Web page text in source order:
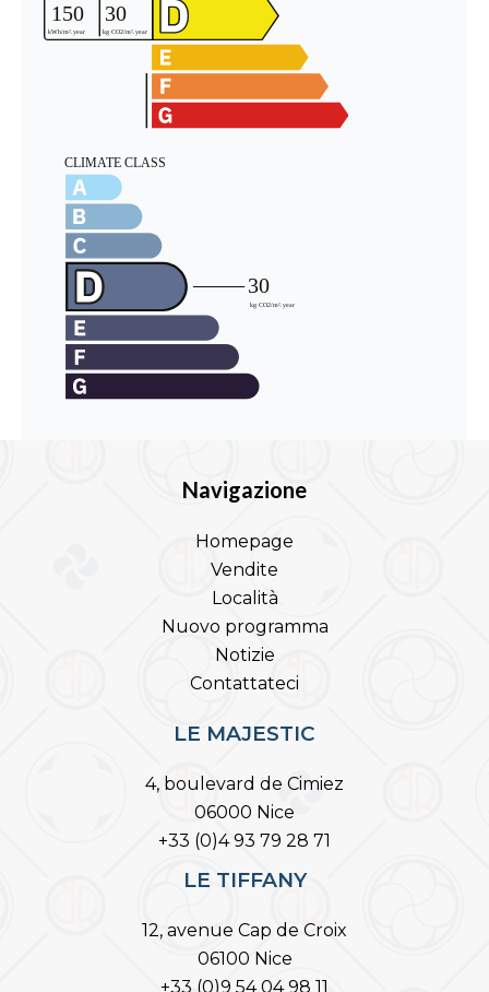
Navigazione
Homepage
Vendite
Località
Nuovo programma
Notizie
Contattateci
LE MAJESTIC
4, boulevard de Cimiez
06000 Nice
+33 (0)4 93 79 28 71
LE TIFFANY
12, avenue Cap de Croix
06100 Nice
+33 (0)9 54 04 98 11